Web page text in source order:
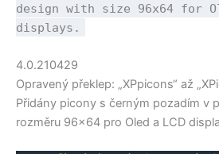
design with size 96x64 for
displays.
4.0.210429
Opravený překlep: „XPpicons“ až
Přidány picony s černým pozadím v
rozměru 96×64 pro Oled a LCD